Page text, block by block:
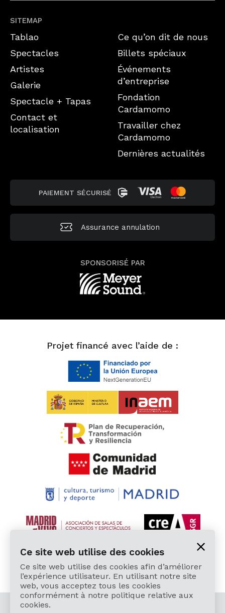
SITEMAP
Tablao
Spectacles
Artistes
Galerie
Spectacle + Tapas
Contact et
localisation
Ce qu’on dit de nous
Billets spéciaux
Événements
d’entreprise
Fondation
Cardamomo
Travailler chez
Cardamomo
Dernières actualités
PAIEMENT SÉCURISÉ
Assurance annulation
SPONSORISÉ PAR
Projet financé avec l’aide de :
© 2026 Cardamomo Flamenco Madrid - Tous droits
Ce site web utilise des cookies
Ce site web utilise des cookies afin d’améliorer
l’expérience utilisateur. En utilisant notre site
web, vous acceptez tous les cookies
conformément à notre politique relative aux
cookies.